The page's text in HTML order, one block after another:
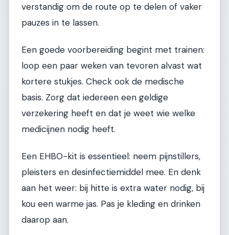
verstandig om de route op te delen of vaker
pauzes in te lassen.
Een goede voorbereiding begint met trainen:
loop een paar weken van tevoren alvast wat
kortere stukjes. Check ook de medische
basis. Zorg dat iedereen een geldige
verzekering heeft en dat je weet wie welke
medicijnen nodig heeft.
Een EHBO-kit is essentieel: neem pijnstillers,
pleisters en desinfectiemiddel mee. En denk
aan het weer: bij hitte is extra water nodig, bij
kou een warme jas. Pas je kleding en drinken
daarop aan.